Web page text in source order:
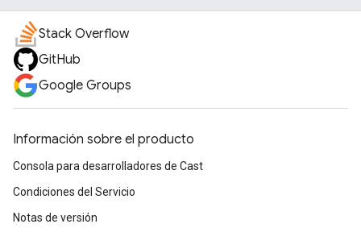
Stack Overflow
GitHub
Google Groups
Información sobre el producto
Consola para desarrolladores de Cast
Condiciones del Servicio
Notas de versión